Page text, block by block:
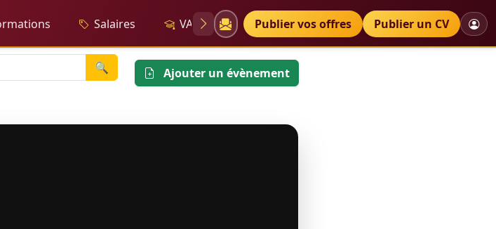
Salaires VAE Diplômes Petites annonces
Publier vos offres Publier un CV
🔍 Ajouter un évènement